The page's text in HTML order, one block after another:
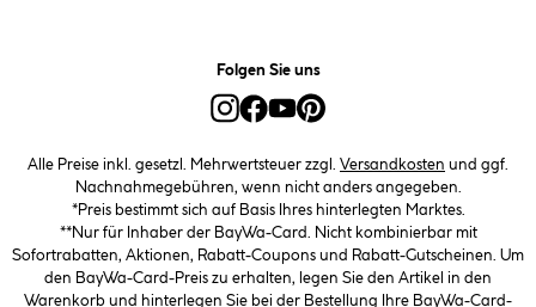
Folgen Sie uns
Alle Preise inkl. gesetzl. Mehrwertsteuer zzgl. Versandkosten und ggf.
Nachnahmegebühren, wenn nicht anders angegeben.
*Preis bestimmt sich auf Basis Ihres hinterlegten Marktes.
**Nur für Inhaber der BayWa-Card. Nicht kombinierbar mit
Sofortrabatten, Aktionen, Rabatt-Coupons und Rabatt-Gutscheinen. Um
den BayWa-Card-Preis zu erhalten, legen Sie den Artikel in den
Warenkorb und hinterlegen Sie bei der Bestellung Ihre BayWa-Card-